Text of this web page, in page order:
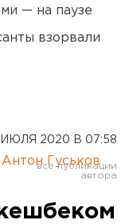
— на паузе
взорвали
ИЮЛЯ 2020 В 07:58
Антон Гуськов